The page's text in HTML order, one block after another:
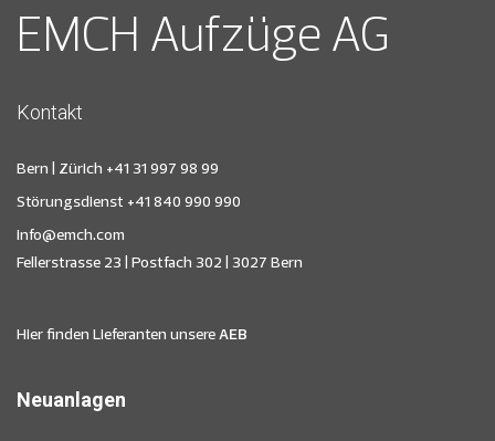
EMCH Aufzüge AG
Kontakt
Bern | Zürich +41 31 997 98 99
Störungsdienst +41 840 990 990
info@emch.com
Fellerstrasse 23 | Postfach 302 | 3027 Bern
Hier finden Lieferanten unsereAEB
Neuanlagen